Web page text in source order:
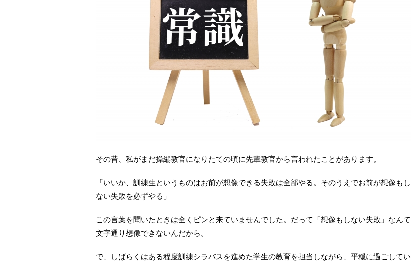
その昔、私がまだ操縦教官になりたての頃に先輩教官から言われたことがあります。
「いいか、訓練生というものはお前が想像できる失敗は全部やる。そのうえでお前が想像もし
ない失敗を必ずやる」
この言葉を聞いたときは全くピンと来ていませんでした。だって「想像もしない失敗」なんて
文字通り想像できないんだから。
で、しばらくはある程度訓練シラバスを進めた学生の教育を担当しながら、平穏に過ごしてい